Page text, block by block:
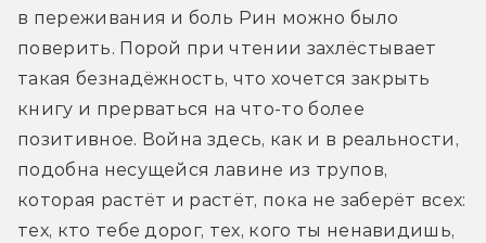
в переживания и боль Рин можно было
поверить. Порой при чтении захлёстывает
такая безнадёжность, что хочется закрыть
книгу и прерваться на что-то более
позитивное. Война здесь, как и в реальности,
подобна несущейся лавине из трупов,
которая растёт и растёт, пока не заберёт всех:
тех, кто тебе дорог, тех, кого ты ненавидишь,